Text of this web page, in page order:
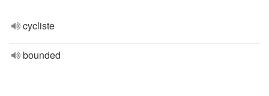
cycliste
bounded